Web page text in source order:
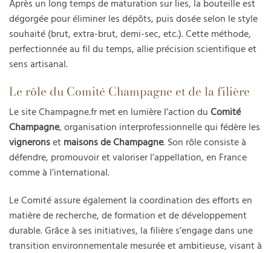
Après un long temps de maturation sur lies, la bouteille est
dégorgée pour éliminer les dépôts, puis dosée selon le style
souhaité (brut, extra-brut, demi-sec, etc.). Cette méthode,
perfectionnée au fil du temps, allie précision scientifique et
sens artisanal.
Le rôle du Comité Champagne et de la filière
Le site Champagne.fr met en lumière l’action du Comité
Champagne, organisation interprofessionnelle qui fédère les
vigneronset maisons de Champagne. Son rôle consiste à
défendre, promouvoir et valoriser l’appellation, en France
comme à l’international.
Le Comité assure également la coordination des efforts en
matière de recherche, de formation et de développement
durable. Grâce à ses initiatives, la filière s’engage dans une
transition environnementale mesurée et ambitieuse, visant à